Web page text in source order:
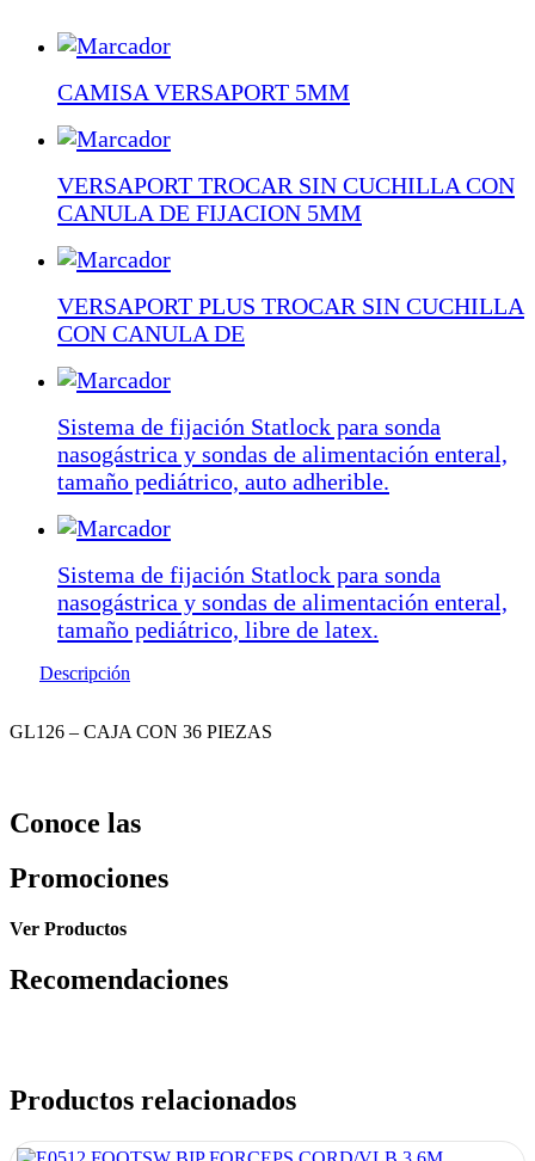
CAMISA VERSAPORT 5MM
VERSAPORT TROCAR SIN CUCHILLA CON
CANULA DE FIJACION 5MM
VERSAPORT PLUS TROCAR SIN CUCHILLA
CON CANULA DE
Sistema de fijación Statlock para sonda
nasogástrica y sondas de alimentación enteral,
tamaño pediátrico, auto adherible.
Sistema de fijación Statlock para sonda
nasogástrica y sondas de alimentación enteral,
tamaño pediátrico, libre de latex.
Descripción
GL126 – CAJA CON 36 PIEZAS
Conoce las
Promociones
Ver Productos
Recomendaciones
Productos relacionados